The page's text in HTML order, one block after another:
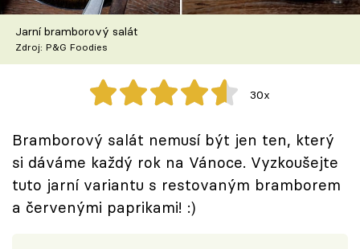
Škola vaření
Recepty z TV
Speciál: Cuketa
Těhotnej kuchař
Sledujte prima+
Jarní bramborový salát
Zdroj: P&G Foodies
30x
Bramborový salát nemusí být jen ten, který
si dáváme každý rok na Vánoce. Vyzkoušejte
tuto jarní variantu s restovaným bramborem
a červenými paprikami! :)